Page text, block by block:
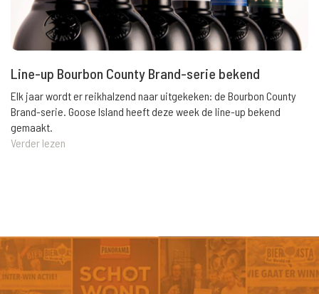
Line-up Bourbon County Brand-serie bekend
Elk jaar wordt er reikhalzend naar uitgekeken: de Bourbon County
Brand-serie. Goose Island heeft deze week de line-up bekend
gemaakt.
Verder lezen